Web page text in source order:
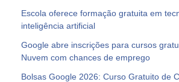
Escola oferece formação gratuita em
inteligência artificial
Google abre inscrições para cursos
Nuvem com chances de emprego
Bolsas Google 2026: Curso Gratuito de